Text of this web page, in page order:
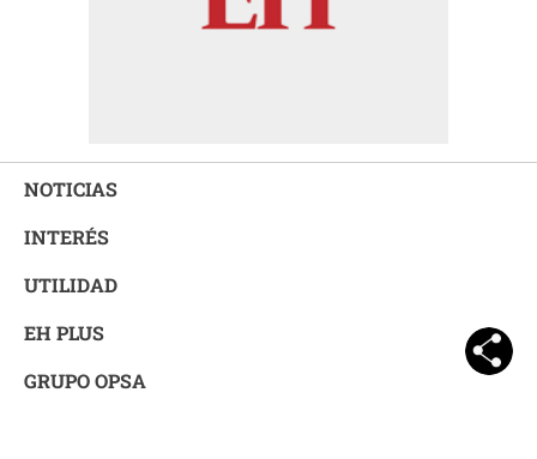
NOTICIAS
INTERÉS
UTILIDAD
EH PLUS
GRUPO OPSA